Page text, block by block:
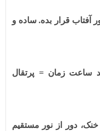
آفتاب قرار بده. ساده و
ساعت زمان = پرتقال
دور از نور مستقیم